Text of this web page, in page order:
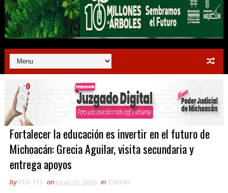
Fortalecer la educación es invertir en el futuro de
Michoacán: Grecia Aguilar, visita secundaria y
entrega apoyos
by RED 113 on junio 01, 2026 in Estado